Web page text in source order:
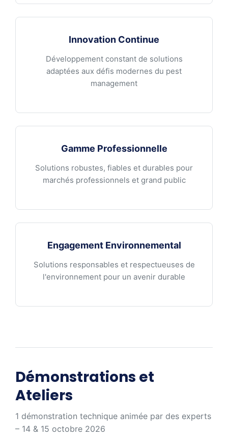
Innovation Continue
Développement constant de solutions
adaptées aux défis modernes du pest
management
Gamme Professionnelle
Solutions robustes, fiables et durables pour
marchés professionnels et grand public
Engagement Environnemental
Solutions responsables et respectueuses de
l'environnement pour un avenir durable
Démonstrations et
Ateliers
1 démonstration technique animée par des experts
– 14 & 15 octobre 2026